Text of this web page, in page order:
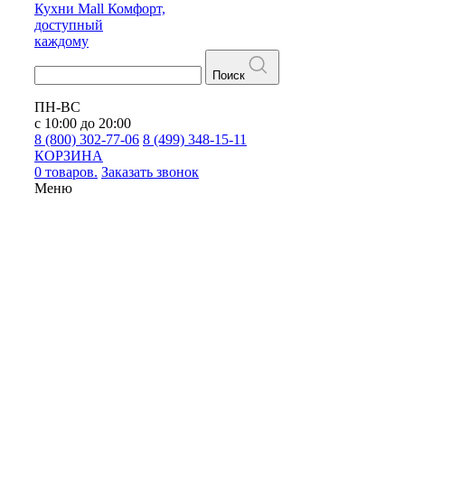
Кухни Mall Комфорт,
доступный
каждому
Поиск
ПН-ВС
с 10:00 до 20:00
8 (800) 302-77-06 8 (499) 348-15-11
КОРЗИНА
0 товаров. Заказать звонок
Меню